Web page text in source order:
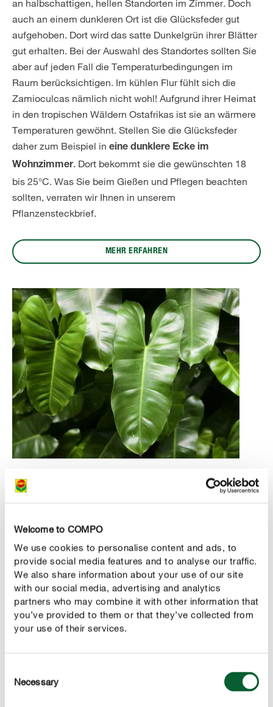
Welcome to COMPO
We use cookies to personalise content and ads, to
provide social media features and to analyse our traffic.
We also share information about your use of our site
with our social media, advertising and analytics
partners who may combine it with other information that
you’ve provided to them or that they’ve collected from
your use of their services.
Selection
Necessary
an halbschattigen, hellen Standorten im Zimmer. Doch
auch an einem dunkleren Ort ist die Glücksfeder gut
aufgehoben. Dort wird das satte Dunkelgrün ihrer Blätter
gut erhalten. Bei der Auswahl des Standortes sollten Sie
aber auf jeden Fall die Temperaturbedingungen im
Raum berücksichtigen. Im kühlen Flur fühlt sich die
Zamioculcas nämlich nicht wohl! Aufgrund ihrer Heimat
in den tropischen Wäldern Ostafrikas ist sie an wärmere
Temperaturen gewöhnt. Stellen Sie die Glücksfeder
daher zum Beispiel in eine dunklere Ecke im
Wohnzimmer. Dort bekommt sie die gewünschten 18
bis 25°C. Was Sie beim Gießen und Pflegen beachten
sollten, verraten wir Ihnen in unserem
Pflanzensteckbrief.
MEHR ERFAHREN
Ein unkomplizierter Mitbewohner ist der Philodendron. Er
möglichst hoher Luftfeuchtigkeit besonders gut. Diese
Bedingungen sind am ehesten inKüche und
Badezimmerzu finden. Klassischerweise ist der
Philodendron eine Kletterpflanze – daher hat er auch den
Namen „Baumfreund“: In seiner Heimat, dem
Regenwald Südamerikas, klettert er nämlich gerne an
Bäumen hoch. Es gibt aber auch aufrecht wachsende
Wohnung gut und gerne bis zu drei Meter groß werden.
Da der Philodendron schnell wächst, benötigt er